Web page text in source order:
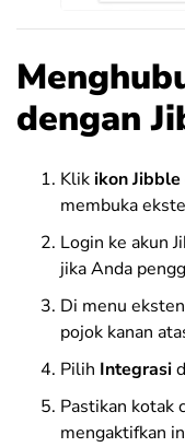
dengan
Klikikon Jibble
membuka
Login ke akun
jika Anda
Di menu
pojok kanan
Pilih Integrasi
Pastikan kotak
mengaktifkan